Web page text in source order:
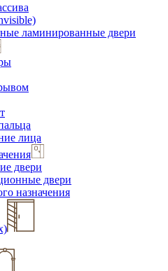
ламинированные двери
лица
двери
двери
назначения